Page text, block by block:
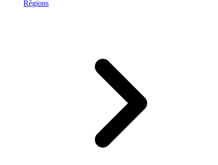
Régions